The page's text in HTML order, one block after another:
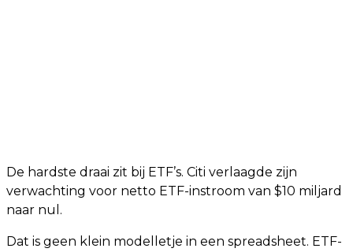
De hardste draai zit bij ETF’s. Citi verlaagde zijn
verwachting voor netto ETF-instroom van $10 miljard
naar nul.
Dat is geen klein modelletje in een spreadsheet. ETF-